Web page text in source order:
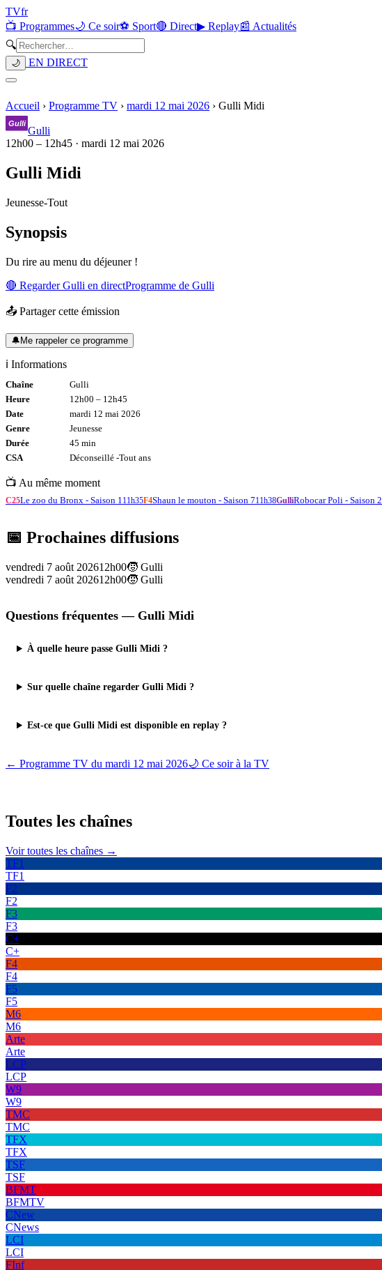
TVfr
📺 Programmes🌙 Ce soir⚽ Sport🔴 Direct▶ Replay📰 Actualités
🔍
🌙 EN DIRECT
Accueil › Programme TV › mardi 12 mai 2026 › Gulli Midi
Gulli
12h00 – 12h45 · mardi 12 mai 2026
Gulli Midi
Jeunesse-Tout
Synopsis
Du rire au menu du déjeuner !
🔴 RegarderGulli en directProgramme de Gulli
📤 Partager cette émission
🔔Me rappeler ce programme
ℹ️ Informations
Chaîne
Gulli
Heure
12h00 – 12h45
Date
mardi 12 mai 2026
Genre
Jeunesse
Durée
45 min
CSA
Déconseillé -Tout ans
📺 Au même moment
C25Le zoo du Bronx - Saison 111h35F4Shaun le mouton - Saison 711h38GulliRobocar Poli - Saison 2
📅 Prochaines diffusions
vendredi 7 août 202612h00🧒 Gulli
vendredi 7 août 202612h00🧒 Gulli
Questions fréquentes — Gulli Midi
À quelle heure passe Gulli Midi ?
Sur quelle chaîne regarder Gulli Midi ?
Est-ce que Gulli Midi est disponible en replay ?
← Programme TV du mardi 12 mai 2026🌙 Ce soir à la TV
Toutes les chaînes
Voir toutes les chaînes →
TF1
TF1
F2
F2
F3
F3
C+
C+
F4
F4
F5
F5
M6
M6
Arte
Arte
LCP
LCP
W9
W9
TMC
TMC
TFX
TFX
TSF
TSF
BFMT
BFMTV
CNew
CNews
LCI
LCI
FInf